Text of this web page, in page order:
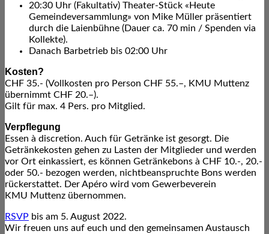
20:30 Uhr (Fakultativ) Theater-Stück «Heute
Gemeindeversammlung» von Mike Müller präsentiert
durch die Laienbühne (Dauer ca. 70 min / Spenden via
Kollekte).
Danach Barbetrieb bis 02:00 Uhr
Kosten?
CHF 35.- (Vollkosten pro Person CHF 55.–, KMU Muttenz
übernimmt CHF 20.–).
Gilt für max. 4 Pers. pro Mitglied.
Verpflegung
Essen à discretion. Auch für Getränke ist gesorgt. Die
Getränkekosten gehen zu Lasten der Mitglieder und werden
vor Ort einkassiert, es können Getränkebons à CHF 10.-, 20.-
oder 50.- bezogen werden, nichtbeanspruchte Bons werden
rückerstattet. Der Apéro wird vom Gewerbeverein
KMU Muttenz übernommen.
RSVP bis am 5. August 2022.
Wir freuen uns auf euch und den gemeinsamen Austausch